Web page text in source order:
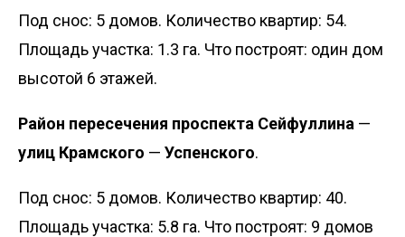
Под снос: 5 домов. Количество квартир: 54.
Площадь участка: 1.3 га. Что построят: один дом
высотой 6 этажей.
Район пересечения проспекта Сейфуллина —
улиц Крамского — Успенского.
Под снос: 5 домов. Количество квартир: 40.
Площадь участка: 5.8 га. Что построят: 9 домов